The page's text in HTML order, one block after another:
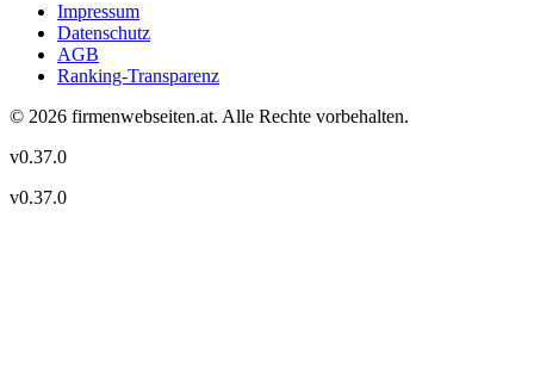
Impressum
Datenschutz
AGB
Ranking-Transparenz
© 2026 firmenwebseiten.at. Alle Rechte vorbehalten.
v0.37.0
v0.37.0